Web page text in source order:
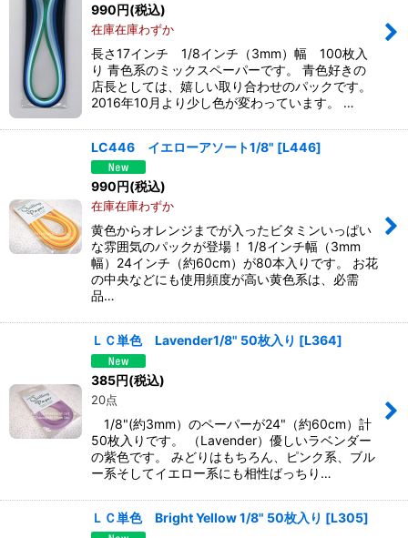
990円(税込)
在庫在庫わずか
長さ17インチ 1/8インチ（3mm）幅 100枚入
り 青色系のミックスペーパーです。 青色好きの
店長としては、嬉しい取り合わせのパックです。
2016年10月より少し色が変わっています。 …
LC446 イエローアソート1/8" [L446]
990円(税込)
在庫在庫わずか
黄色からオレンジまでが入ったビタミンいっぱい
な雰囲気のパックが登場！ 1/8インチ幅（3mm
幅）24インチ（約60cm）が80本入りです。 お花
の中央などにも使用頻度が高い黄色系は、必需
品…
ＬＣ単色 Lavender1/8" 50枚入り [L364]
385円(税込)
20点
1/8"(約3mm）のペーパーが24"（約60cm）計
50枚入りです。 （Lavender）優しいラベンダー
の紫色です。 みどりはもちろん、ピンク系、ブル
ー系そしてイエロー系にも相性ばっちり…
ＬＣ単色 Bright Yellow 1/8" 50枚入り [L305]